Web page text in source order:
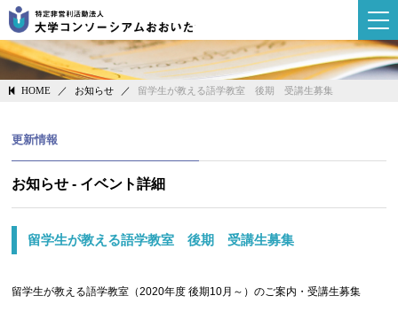
大学コンソーシ
更新情報
HOME ／ お知らせ ／ 留学生が教える語学教室 後期 受講生募集
お知らせ - イベント詳細
留学生が教える語学教室 後期 受講生募集
留学生が教える語学教室（2020年度 後期10月～）のご案内・受講生募集